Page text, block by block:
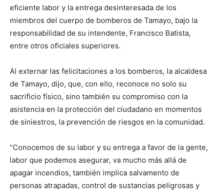
eficiente labor y la entrega desinteresada de los
miembros del cuerpo de bomberos de Tamayo, bajo la
responsabilidad de su intendente, Francisco Batista,
entre otros oficiales superiores.
Al externar las felicitaciones a los bomberos, la alcaldesa
de Tamayo, dijo, que, con ello, reconoce no solo su
sacrificio físico, sino también su compromiso con la
asistencia en la protección del ciudadano en momentos
de siniestros, la prevención de riesgos en la comunidad.
“Conocemos de su labor y su entrega a favor de la gente,
labor que podemos asegurar, va mucho más allá de
apagar incendios, también implica salvamento de
personas atrapadas, control de sustancias peligrosas y